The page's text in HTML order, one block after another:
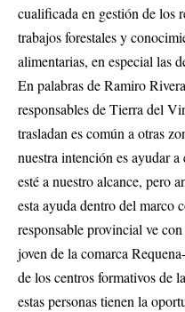
cualificada en gestión de los
trabajos forestales y
alimentarias, en especial las
En palabras de Ramiro
responsables de Tierra del
trasladan es común a otras
nuestra intención es ayudar
esté a nuestro alcance, pero
esta ayuda dentro del marco
responsable provincial ve
joven de la comarca
de los centros formativos de
estas personas tienen la